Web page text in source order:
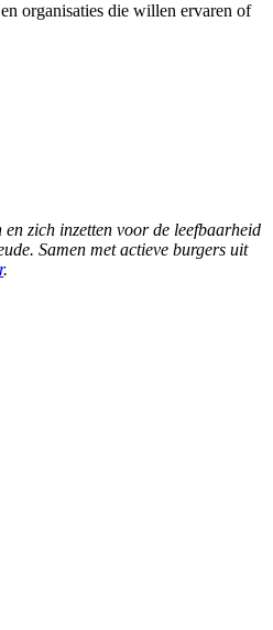
organisaties die willen ervaren of
zich inzetten voor de leefbaarheid
Samen met actieve burgers uit
.